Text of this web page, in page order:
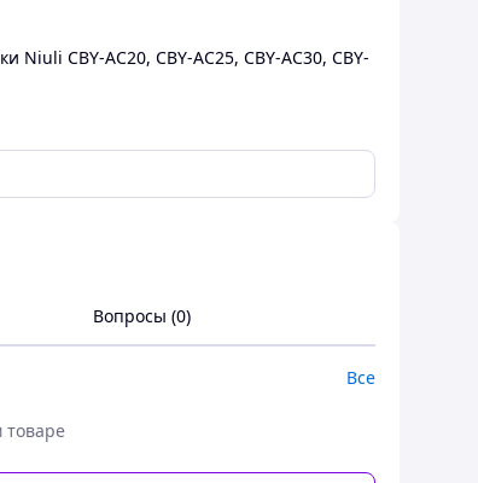
CBY-AC20, CBY-AC25, CBY-AC30, CBY-
Вопросы (0)
Все
товаре